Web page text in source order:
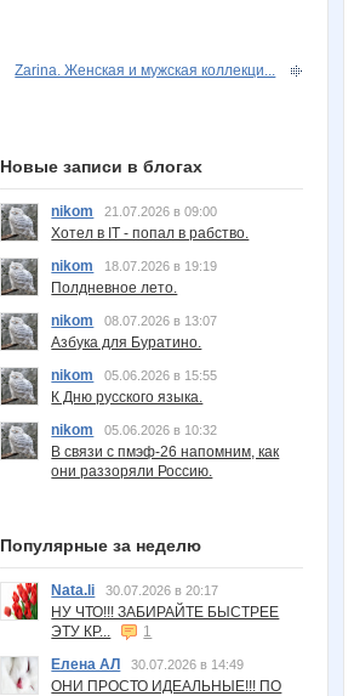
Zarina. Женская и мужская коллекци...
Новые записи в блогах
nikom 21.07.2026 в 09:00
Хотел в IT - попал в рабство.
nikom
18.07.2026 в 19:19
Полдневное лето.
nikom
08.07.2026 в 13:07
Азбука для Буратино.
nikom
05.06.2026 в 15:55
К Дню русского языка.
nikom
05.06.2026 в 10:32
В связи с пмэф-26 напомним, как
они раззоряли Россию.
Популярные за неделю
Nata.li 30.07.2026 в 20:17
НУ ЧТО!!! ЗАБИРАЙТЕ БЫСТРЕЕ
ЭТУ КР...
1
Елена АЛ
30.07.2026 в 14:49
ОНИ ПРОСТО ИДЕАЛЬНЫЕ!!! ПО